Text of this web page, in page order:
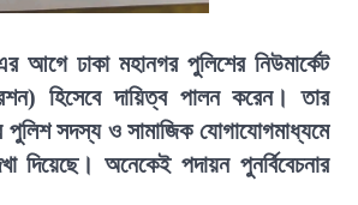
আগে ঢাকা মহানগর পুলিশের নিউমার্কেট
হিসেবে দায়িত্ব পালন করেন। তার
পুলিশ সদস্য ও সামাজিক যোগাযোগমাধ্যমে
দিয়েছে। অনেকেই পদায়ন পুনর্বিবেচনার